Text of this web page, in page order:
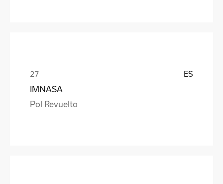
ES
IMNASA
Pol Revuelto